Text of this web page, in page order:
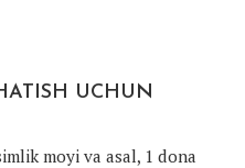
UCHUN
moyi va asal, 1 dona